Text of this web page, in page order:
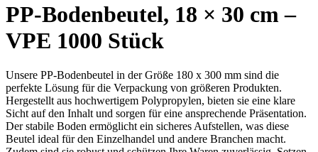
PP-Bodenbeutel, 18 × 30 cm –
VPE 1000 Stück
Unsere PP-Bodenbeutel in der Größe 180 x 300 mm sind die
perfekte Lösung für die Verpackung von größeren Produkten.
Hergestellt aus hochwertigem Polypropylen, bieten sie eine klare
Sicht auf den Inhalt und sorgen für eine ansprechende Präsentation.
Der stabile Boden ermöglicht ein sicheres Aufstellen, was diese
Beutel ideal für den Einzelhandel und andere Branchen macht.